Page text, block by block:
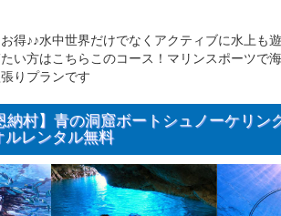
得♪♪水中世界だけでなくアクティブに水上も
い方はこちらこのコース！マリンスポーツで
りプランです
納村】青の洞窟ボートシュノーケリン
レンタル無料